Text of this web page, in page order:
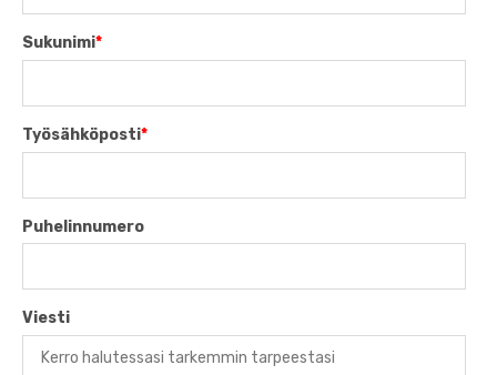
Sukunimi*
Työsähköposti*
Puhelinnumero
Viesti